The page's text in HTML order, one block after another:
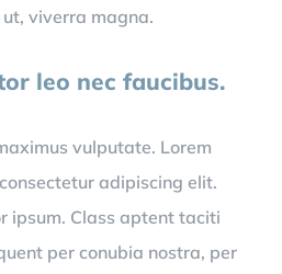
viverra magna.
leo nec faucibus.
vulputate. Lorem
adipiscing elit.
ipsum. Class aptent taciti
per conubia nostra, per